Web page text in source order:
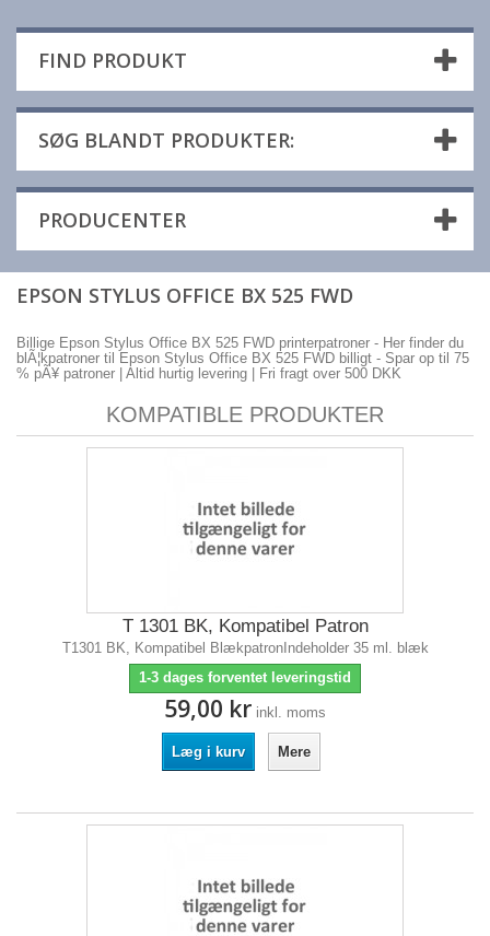
FIND PRODUKT
SØG BLANDT PRODUKTER:
PRODUCENTER
EPSON STYLUS OFFICE BX 525 FWD
Billige Epson Stylus Office BX 525 FWD printerpatroner - Her finder du
blÃ¦kpatroner til Epson Stylus Office BX 525 FWD billigt - Spar op til 75
% pÃ¥ patroner | Altid hurtig levering | Fri fragt over 500 DKK
KOMPATIBLE PRODUKTER
T 1301 BK, Kompatibel Patron
T1301 BK, Kompatibel BlækpatronIndeholder 35 ml. blæk
1-3 dages forventet leveringstid
59,00 kr inkl. moms
Læg i kurv Mere